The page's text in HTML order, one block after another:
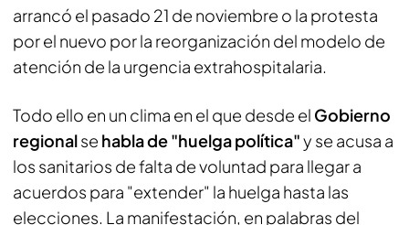
arrancó el pasado 21 de noviembre o la protesta
por el nuevo por la reorganización del modelo de
atención de la urgencia extrahospitalaria.
Todo ello en un clima en el que desde el Gobierno
regionalse habla de "huelga política"y se acusa a
los sanitarios de falta de voluntad para llegar a
acuerdos para "extender" la huelga hasta las
elecciones. La manifestación, en palabras del